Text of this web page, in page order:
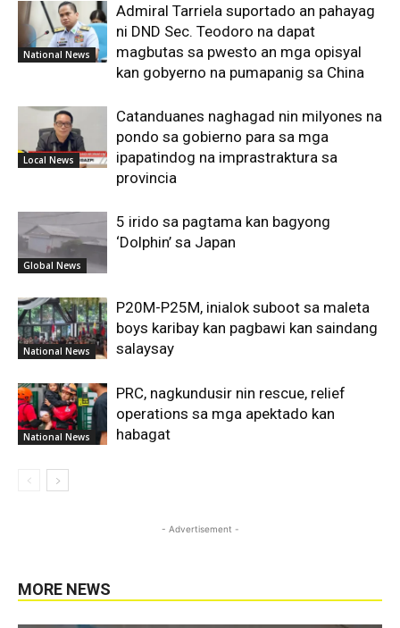
National News
Admiral Tarriela suportado an pahayag
ni DND Sec. Teodoro na dapat
magbutas sa pwesto an mga opisyal
kan gobyerno na pumapanig sa China
Local News
Catanduanes naghagad nin milyones na
pondo sa gobierno para sa mga
ipapatindog na imprastraktura sa
provincia
Global News
5 irido sa pagtama kan bagyong
‘Dolphin’ sa Japan
National News
P20M-P25M, inialok suboot sa maleta
boys karibay kan pagbawi kan saindang
salaysay
National News
PRC, nagkundusir nin rescue, relief
operations sa mga apektado kan
habagat
- Advertisement -
MORE NEWS